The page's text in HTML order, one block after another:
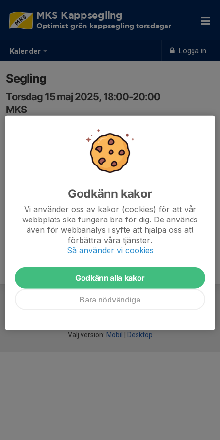
Kalender Logga in
MKS Kappsegling
Optimist grön kappsegling torsdagar
Segling
Torsdag 15 maj 2025, 18:00-20:00
MKS
Välj version: Mobil Desktop
Godkänn kakor
Vi använder oss av kakor (cookies) för att vår
webbplats ska fungera bra för dig. De används
även för webbanalys i syfte att hjälpa oss att
förbättra våra tjänster.
Så använder vi cookies
Godkänn alla kakor
Bara nödvändiga